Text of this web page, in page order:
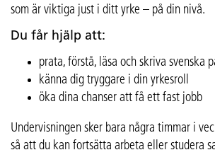
som är viktiga just i ditt yrke – på din nivå.
Du får hjälp att:
prata, förstå, läsa och skriva svenska
känna dig tryggare i din yrkesroll
öka dina chanser att få ett fast jobb
Undervisningen sker bara några timmar i
så att du kan fortsätta arbeta eller studera